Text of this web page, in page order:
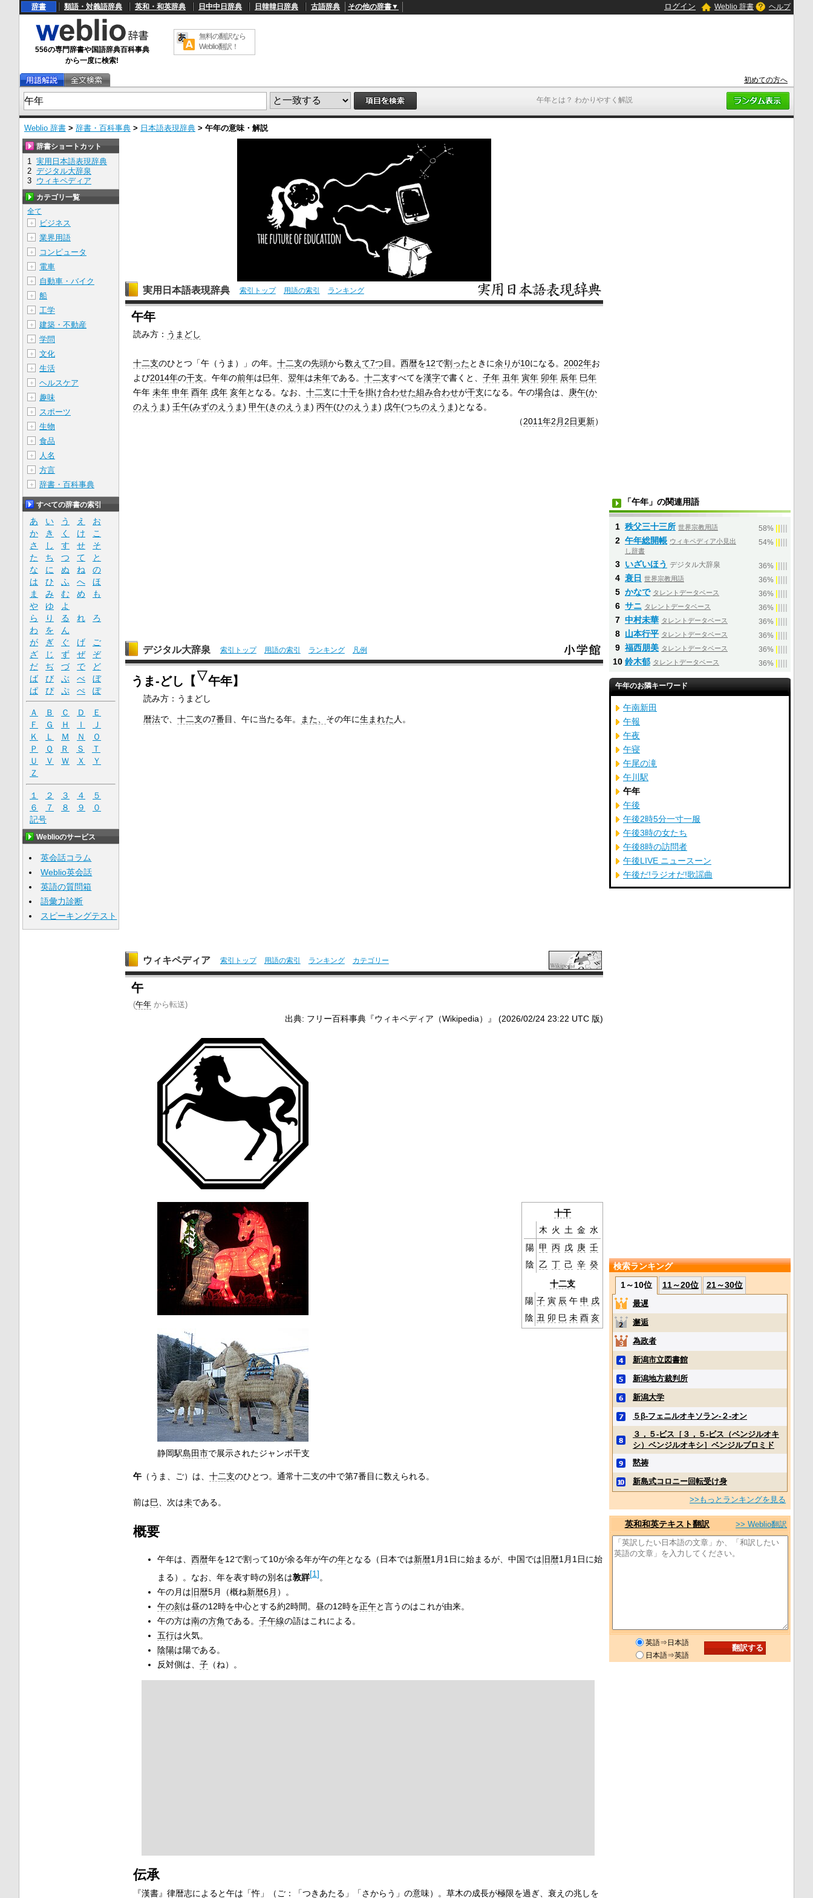
午年とは？ わかりやすく解説
辞書 類語・対義語辞典 英和・和英辞典 日中中日辞典 日韓韓日辞典 古語辞典 その他の辞書▼ ログイン Weblio 辞書 ヘルプ
556の専門辞書や国語辞典百科事典
から一度に検索!
無料の翻訳なら
Weblio翻訳！
初めての方へ
Weblio 辞書 > 辞書・百科事典 > 日本語表現辞典 > 午年の意味・解説
実用日本語表現辞典 索引トップ 用語の索引 ランキング
午年
読み方： うまどし
十二支のひとつ「午（うま）」の年。 十二支の先頭から数えて7つ目。 西暦を12で割ったときに余りが10になる。 2002年お
よび2014年の干支。午年の前年は巳年、 翌年は未年である。 十二支すべてを漢字で書くと、 子年 丑年 寅年 卯年 辰年 巳年
午年 未年 申年 酉年 戌年 亥年となる。なお、 十二支に十干を掛け合わせた組み合わせが干支になる。午の場合は、 庚午(か
のえうま) 壬午(みずのえうま) 甲午(きのえうま) 丙午(ひのえうま) 戊午(つちのえうま)となる。
（2011年2月 2日更新）
デジタル大辞泉 索引トップ 用語の索引 ランキング 凡例
うま‐どし【 ▽午年】
読み方：うまどし
暦法で、十二支の7番目、午に当たる年。 また、 その年に生まれた 人。
ウィキペディア 索引トップ 用語の索引 ランキング カテゴリー
午
(午年から転送)
出典: フリー百科事典『ウィキペディア（Wikipedia）』 (2026/02/24 23:22 UTC 版)
十干
木 火 土 金 水
陽 甲 丙 戊 庚 壬
陰 乙 丁 己 辛 癸
十二支
陽 子 寅 辰 午 申 戌
陰 丑 卯 巳 未 酉 亥
静岡駅島田市で展示されたジャンボ干支
午（うま、ご）は、 十二支のひとつ。通常十二支の中で第7番目に数えられる。
前は巳 、次は未である。
概要
午年は、 西暦年を12で割って10が余る年が午の年となる（日本では新暦1月1日に始まるが、中国では 旧暦1月1日に始
まる）。なお、年を表す時の別名は敦牂[1]。
午の月は旧暦5月（概ね新暦6月 ）。
午の刻は昼の12時を中心とする約2時間。昼の12時を正午と言うのはこれが由来。
午の方は南の方角である。 子午線の語はこれによる。
五行は火気。
陰陽は陽である。
反対側は、 子（ね）。
伝承
『漢書』律暦志によると午は「忤」（ご：「つきあたる」「さからう」の意味）。草木の成長が極限を過ぎ、衰えの兆しを
辞書ショートカット
1 実用日本語表現辞典
2 デジタル大辞泉
3 ウィキペディア
カテゴリ一覧
全て
＋
ビジネス
＋ 業界用語
＋ コンピュータ
＋ 電車
＋ 自動車・バイク
＋ 船
＋ 工学
＋ 建築・不動産
＋ 学問
＋ 文化
＋ 生活
＋ ヘルスケア
＋ 趣味
＋ スポーツ
＋ 生物
＋ 食品
＋ 人名
＋ 方言
＋ 辞書・百科事典
すべての辞書の索引
あ い う え
お
か
き く け
こ
さ
し す せ
そ
た
ち つ て
と
な
に ぬ ね
の
は
ひ ふ へ
ほ
ま
み む め
も
や
ゆ
よ
ら
り る れ
ろ
わ
を
ん
が
ぎ ぐ げ
ご
ざ
じ ず ぜ
ぞ
だ
ぢ づ で
ど
ば
び ぶ べ
ぼ
ぱ
ぴ ぷ ぺ ぽ
Ａ Ｂ Ｃ Ｄ
Ｅ
Ｆ
Ｇ Ｈ Ｉ
Ｊ
Ｋ
Ｌ Ｍ Ｎ
Ｏ
Ｐ
Ｑ Ｒ Ｓ
Ｔ
Ｕ
Ｖ Ｗ Ｘ
Ｙ
Ｚ
１ ２ ３ ４
５
６
７ ８ ９
０
記号
Weblioのサービス
英会話コラム
Weblio英会話
英語の質問箱
語彙力診断
スピーキングテスト
「午年」の関連用語
1 秩父三十三所 世界宗教用語 58%
2 午年総開帳 ウィキペディア小見出
し辞書
54%
3 いざいほう デジタル大辞泉 36%
4 衰日 世界宗教用語 36%
5 かなで タレントデータベース 36%
6 サニ タレントデータベース 36%
7 中村未華 タレントデータベース 36%
8 山本行平 タレントデータベース 36%
9 福西朋美 タレントデータベース 36%
10 鈴木郁 タレントデータベース 36%
午年のお隣キーワード
午南新田
午報
午夜
午寝
午尾の滝
午川駅
午年
午後
午後2時5分一寸一服
午後3時の女たち
午後8時の訪問者
午後LIVE ニュースーン
午後だ!ラジオだ!歌謡曲
検索ランキング
1～10位
11～20位 21～30位
最遅
邂逅
為政者
新潟市立図書館
新潟地方裁判所
新潟大学
５β‐フェニルオキソラン‐２‐オン
３，５‐ビス［３，５‐ビス（ベンジルオキ
シ）ベンジルオキシ］ベンジルブロミド
黙祷
新島式コロニー回転受け身
>>もっとランキングを見る
英和和英テキスト翻訳 >> Weblio翻訳
英語⇒日本語
日本語⇒英語